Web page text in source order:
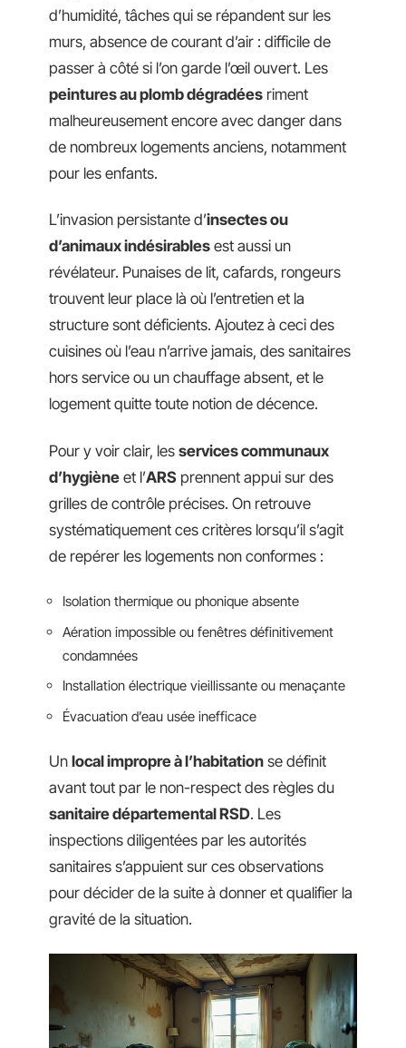
d’humidité, tâches qui se répandent sur les
murs, absence de courant d’air : difficile de
passer à côté si l’on garde l’œil ouvert. Les
peintures au plomb dégradées riment
malheureusement encore avec danger dans
de nombreux logements anciens, notamment
pour les enfants.
L’invasion persistante d’insectes ou
d’animaux indésirables est aussi un
révélateur. Punaises de lit, cafards, rongeurs
trouvent leur place là où l’entretien et la
structure sont déficients. Ajoutez à ceci des
cuisines où l’eau n’arrive jamais, des sanitaires
hors service ou un chauffage absent, et le
logement quitte toute notion de décence.
Pour y voir clair, les services communaux
d’hygiène et l’ARS prennent appui sur des
grilles de contrôle précises. On retrouve
systématiquement ces critères lorsqu’il s’agit
de repérer les logements non conformes :
Isolation thermique ou phonique absente
Aération impossible ou fenêtres définitivement
condamnées
Installation électrique vieillissante ou menaçante
Évacuation d’eau usée inefficace
Un local impropre à l’habitation se définit
avant tout par le non-respect des règles du
sanitaire départemental RSD. Les
inspections diligentées par les autorités
sanitaires s’appuient sur ces observations
pour décider de la suite à donner et qualifier la
gravité de la situation.